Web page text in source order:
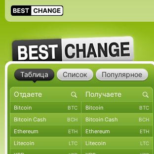
Таблица Список Популярное
Bitcoin BTC Bitcoin BTC
Bitcoin Cash BCH Bitcoin Cash BCH
Ethereum ETH Ethereum ETH
Litecoin LTC Litecoin LTC